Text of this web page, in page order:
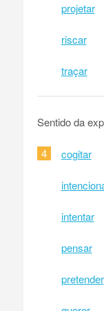
projetar
riscar
traçar
Sentido da
4 cogitar
intentar
pensar
pretender